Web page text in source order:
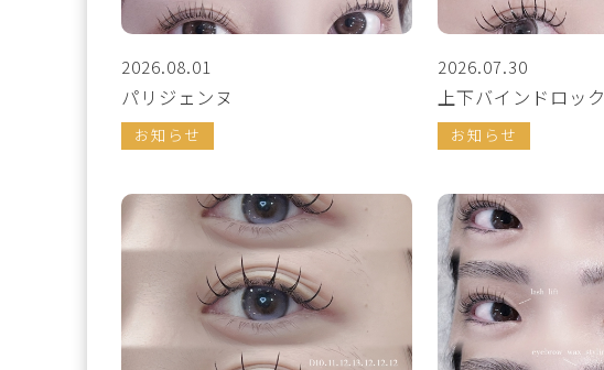
2026.08.01
パリジェンヌ
お知らせ
2026.07.30
上下バインドロック
お知らせ